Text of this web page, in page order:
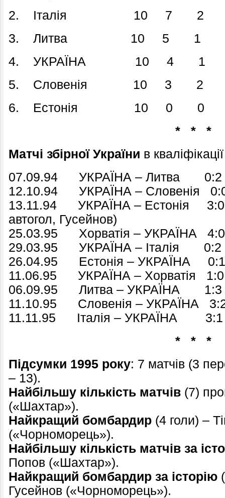
2. Італія 10 7 2
3. Литва 10 5 1 4
4. УКРАЇНА 10 4 1
5. Словенія 10 3 2
6. Естонія 10 0 0
* * *
Матчі збірної України в
07.09.94 УКРАЇНА – Литва 0:2
12.10.94 УКРАЇНА – Словенія
13.11.94 УКРАЇНА – Естонія 3:0
автогол, Гусейнов)
25.03.95 Хорватія – УКРАЇНА 4:0
29.03.95 УКРАЇНА – Італія 0:2
26.04.95 Естонія – УКРАЇНА 0:1
11.06.95 УКРАЇНА – Хорватія 1:0
06.09.95 Литва – УКРАЇНА 1:3
11.10.95 Словенія – УКРАЇНА 3:2
11.11.95 Італія – УКРАЇНА 3:1
* * *
Підсумки 1995 року: 7 матчів (3
– 13).
Найбільшу кількість матчів (7)
(«Шахтар»).
Найкращий бомбардир (4 голи) –
(«Чорноморець»).
Найбільшу кількість матчів за
Попов («Шахтар»).
Найкращий бомбардир за історію
Гусейнов («Чорноморець»).